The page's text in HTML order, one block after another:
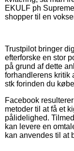
EKULF ph
shopper til en
Trustpilot bringer
efterforske en stor
på grund af dette
forhandlerens kritik
stk forinden du
Facebook
metoder til at få et
pålidelighed.
kan levere en
kan anvendes til at